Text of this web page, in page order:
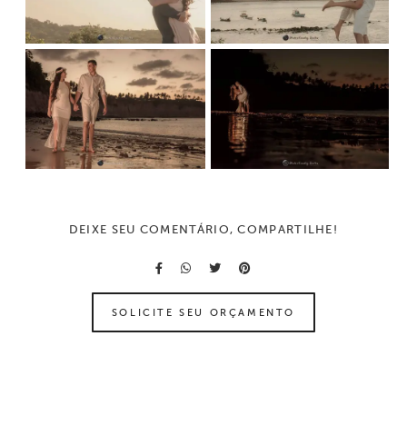
DEIXE SEU COMENTÁRIO, COMPARTILHE!
SOLICITE SEU ORÇAMENTO